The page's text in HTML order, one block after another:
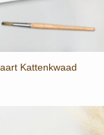
Kattenkwaad